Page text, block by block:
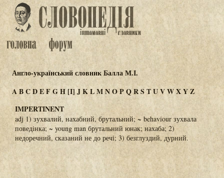
Англо-український словник Балла М.І.
ABCDEFGH[I] JKLMNOPQRSTUVWXYZ
IMPERTINENT
adj 1) зухвалий, нахабний, брутальний; ~ behaviour зухвала
поведінка; ~ young man брутальний юнак; нахаба; 2)
недоречний, сказаний не до речі; 3) безглуздий, дурний.